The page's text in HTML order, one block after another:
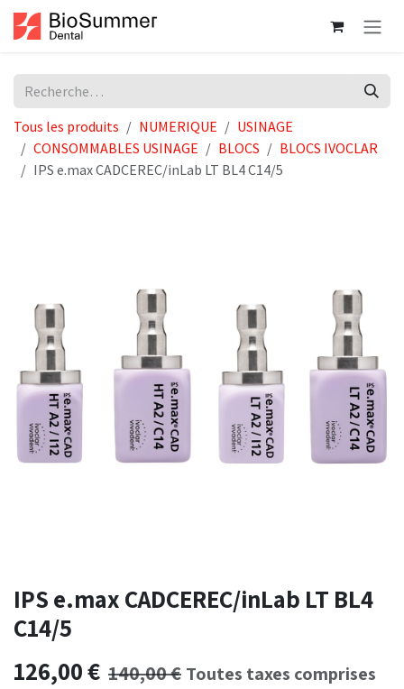
Se rendre au contenu
Tous les produits NUMERIQUE
USINAGE
CONSOMMABLES USINAGE
BLOCS
BLOCS IVOCLAR
IPS e.max CADCEREC/inLab LT BL4 C14/5
IPS e.max CADCEREC/inLab LT BL4
C14/5
126,00€ 140,00€ Toutes taxes comprises